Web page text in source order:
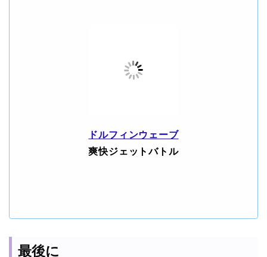
ドルフィンウェーブ
爽快ジェットバトル
最後に